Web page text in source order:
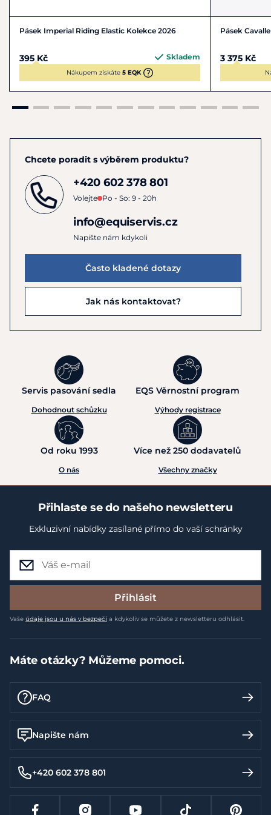
Pásek Imperial Riding Elastic Kolekce 2026
395 Kč Skladem
Nákupem získáte 5 EQK
Pásek
3 375 Kč
Chcete poradit s výběrem produktu?
+420 602 378 801
Volejte Po - So: 9 - 20h
info@equiservis.cz
Napište nám kdykoli
Často kladené dotazy
Jak nás kontaktovat?
Servis pasování sedla
Dohodnout schůzku
EQS Věrnostní program
Výhody registrace
Od roku 1993
O nás
Více než 250 dodavatelů
Všechny značky
Přihlaste se do našeho newsletteru
Exkluzivní nabídky zasílané přímo do vaší schránky
Přihlásit
Vaše údaje jsou u nás v bezpečí a kdykoliv se můžete z newsletteru odhlásit.
Máte otázky? Můžeme pomoci.
FAQ
Napište nám
+420 602 378 801